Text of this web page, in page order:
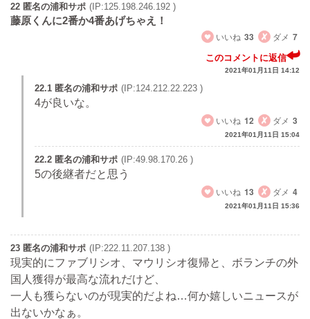
22 匿名の浦和サポ (IP:125.198.246.192 )
藤原くんに2番か4番あげちゃえ！
いいね 33 ダメ 7
このコメントに返信
2021年01月11日 14:12
22.1 匿名の浦和サポ (IP:124.212.22.223 )
4が良いな。
いいね 12 ダメ 3
2021年01月11日 15:04
22.2 匿名の浦和サポ (IP:49.98.170.26 )
5の後継者だと思う
いいね 13 ダメ 4
2021年01月11日 15:36
23 匿名の浦和サポ (IP:222.11.207.138 )
現実的にファブリシオ、マウリシオ復帰と、ボランチの外
国人獲得が最高な流れだけど、
一人も獲らないのが現実的だよね…何か嬉しいニュースが
出ないかなぁ。